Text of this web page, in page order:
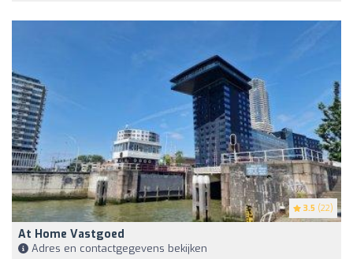
3.5 (22)
At Home Vastgoed
Adres en contactgegevens bekijken